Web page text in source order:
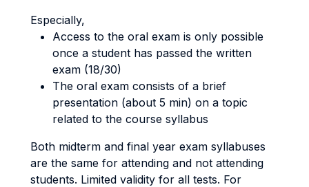
Especially,
Access to the oral exam is only possible
once a student has passed the written
exam (18/30)
The oral exam consists of a brief
presentation (about 5 min) on a topic
related to the course syllabus
Both midterm and final year exam syllabuses
are the same for attending and not attending
students. Limited validity for all tests. For